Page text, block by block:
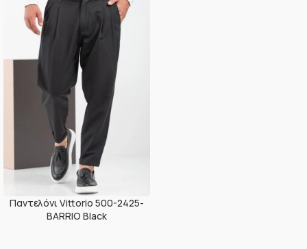
Παντελόνι Vittorio 500-2425-
BARRIO Black